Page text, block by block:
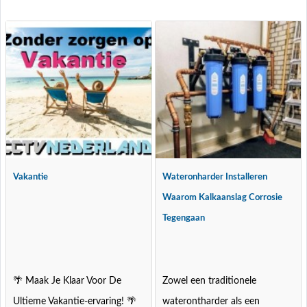
Vakantie
🌴 Maak Je Klaar Voor De
Ultieme Vakantie-ervaring! 🌴
Wateronharder Installeren
Waarom Kalkaanslag Corrosie
Tegengaan
Zowel een traditionele
waterontharder als een